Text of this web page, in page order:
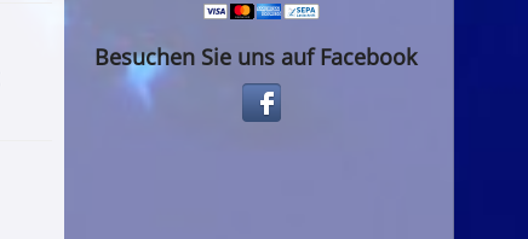
Besuchen Sie uns auf Facebook